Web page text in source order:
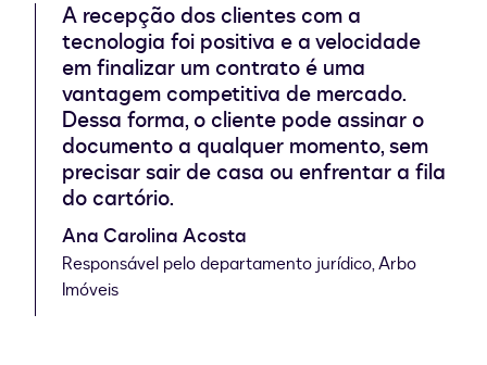
A recepção dos clientes com a
tecnologia foi positiva e a velocidade
em finalizar um contrato é uma
vantagem competitiva de mercado.
Dessa forma, o cliente pode assinar o
documento a qualquer momento, sem
precisar sair de casa ou enfrentar a fila
do cartório.
Ana Carolina Acosta
Responsável pelo departamento jurídico, Arbo
Imóveis